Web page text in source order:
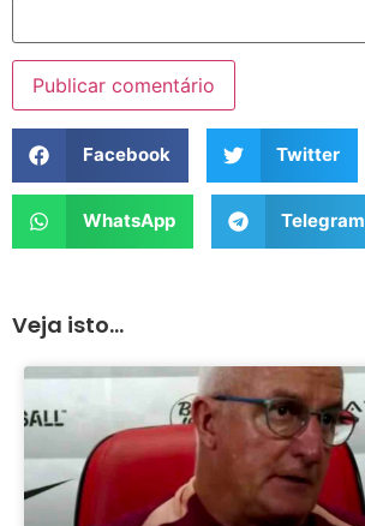
Facebook Twitter
WhatsApp Telegram
Veja isto...